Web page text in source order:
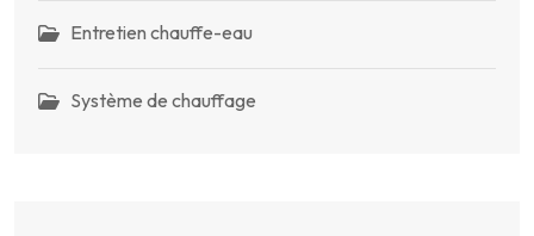
Entretien chauffe-eau
Système de chauffage